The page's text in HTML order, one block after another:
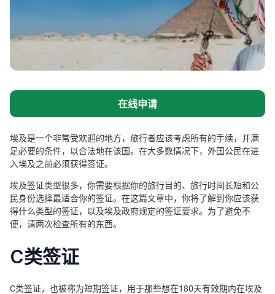
在线申请
埃及是一个非常受欢迎的地方，旅行者应该考虑所有的手续，并满
足必要的条件，以合法地在该国。在大多数情况下，外国公民在进
入埃及之前必须获得签证。
埃及签证类型很多，你需要根据你的旅行目的、旅行时间长短和公
民身份选择最适合你的签证。在这篇文章中，你将了解到你应该获
得什么类型的签证，以及埃及政府规定的签证要求。为了避免不
便，请两次检查所有的东西。
C类签证
C类签证，也被称为短期签证，用于那些想在180天有效期内在埃及